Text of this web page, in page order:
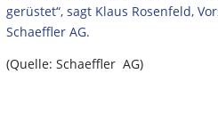
gerüstet“, sagt Klaus Rosenfeld,
Schaeffler AG.
(Quelle: Schaeffler AG)